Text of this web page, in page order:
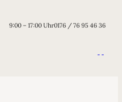
9:00 – 17:00 Uhr0176 / 76 95 46 36